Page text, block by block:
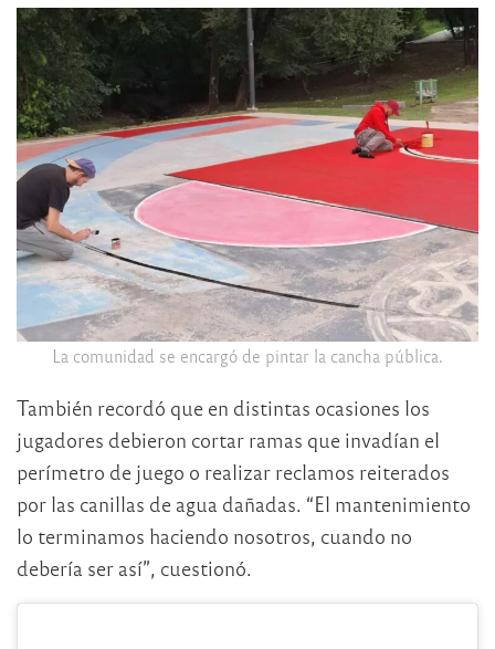
La comunidad se encargó de pintar la cancha pública.
También recordó que en distintas ocasiones los
jugadores debieron cortar ramas que invadían el
perímetro de juego o realizar reclamos reiterados
por las canillas de agua dañadas. “El mantenimiento
lo terminamos haciendo nosotros, cuando no
debería ser así”, cuestionó.